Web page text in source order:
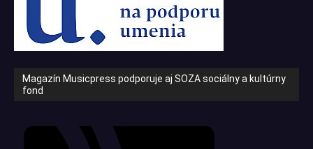
Magazín Musicpress podporuje aj SOZA sociálny a kultúrny
fond